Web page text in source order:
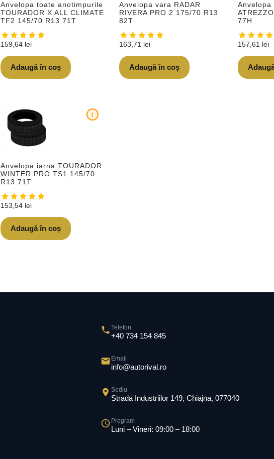
Anvelopa toate anotimpurile
TOURADOR X ALL CLIMATE
TF2 145/70 R13 71T
159,64 lei
Adaugă în coș
Anvelopa vara RADAR
RIVERA PRO 2 175/70 R13
82T
163,71 lei
Adaugă în coș
Anvelopa
77H
157,61 lei
Anvelopa iarna TOURADOR
WINTER PRO TS1 145/70
R13 71T
i
153,54 lei
Adaugă în coș
Telefon
+40 734 154 845
Email
info@autorival.ro
Sediu
Strada Industriilor 149, Chiajna, 077040
Program
Luni – Vineri: 09:00 – 18:00